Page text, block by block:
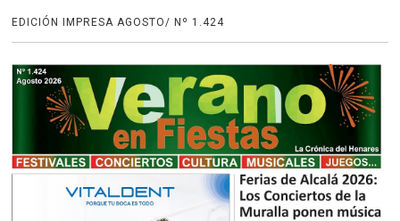
EDICIÓN IMPRESA AGOSTO/ Nº 1.424